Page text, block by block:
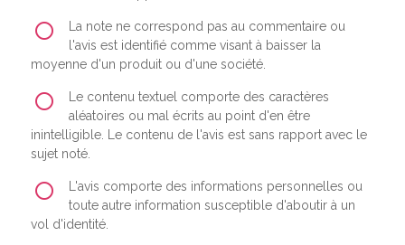
La note ne correspond pas au commentaire ou
l'avis est identifié comme visant à baisser la
moyenne d'un produit ou d'une société.
Le contenu textuel comporte des caractères
aléatoires ou mal écrits au point d'en être
inintelligible. Le contenu de l'avis est sans rapport avec le
sujet noté.
L'avis comporte des informations personnelles ou
toute autre information susceptible d'aboutir à un
vol d'identité.